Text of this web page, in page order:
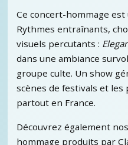
Ce concert-hommage
Rythmes entraînants,
visuels percutants :
dans une ambiance
groupe culte. Un show
scènes de festivals et
partout en France.
Découvrez également
hommage produits par